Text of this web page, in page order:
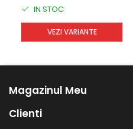
IN STOC
VEZI VARIANTE
Magazinul Meu
Clienti